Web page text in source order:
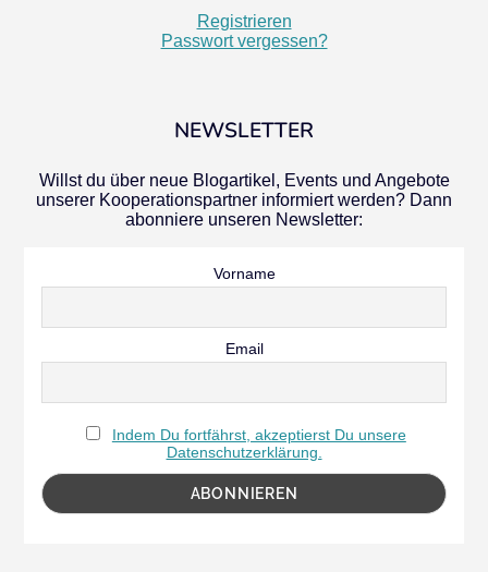
Registrieren
Passwort vergessen?
NEWSLETTER
Willst du über neue Blogartikel, Events und Angebote
unserer Kooperationspartner informiert werden? Dann
abonniere unseren Newsletter:
Vorname
Email
Indem Du fortfährst, akzeptierst Du unsere
Datenschutzerklärung.